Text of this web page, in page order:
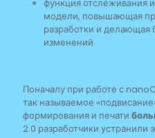
функция отслеживания
модели, повышающая
разработки и
изменений.
Поначалу при работе с
так называемое
формирования и печати
2.0 разработчики устранили